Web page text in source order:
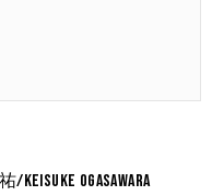
OGASAWARA